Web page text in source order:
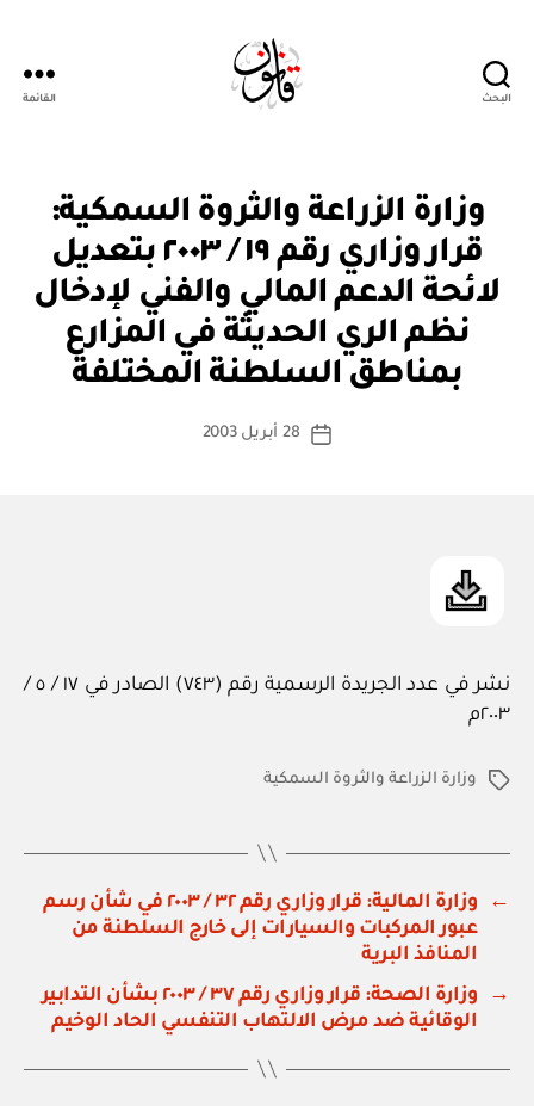
البحث القائمة
التصنيفات
وزارة الزراعة والثروة السمكية:
قرار وزاري رقم ١٩ / ٢٠٠٣ بتعديل
لائحة الدعم المالي والفني لإدخال
نظم الري الحديثة في المزارع
بمناطق السلطنة المختلفة
كاتب
بو
ا
س
ة
تاريخ
28 أبريل 2003
نشر في عدد الجريدة الرسمية رقم (٧٤٣) الصادر في ١٧ / ٥ /
٢٠٠٣م
الوسوموزارة الزراعة والثروة السمكية
←
وزارة المالية: قرار وزاري رقم ٣٢ / ٢٠٠٣ في شأن رسم
عبور المركبات والسيارات إلى خارج السلطنة من
المنافذ البرية
→
وزارة الصحة: قرار وزاري رقم ٣٧ / ٢٠٠٣ بشأن التدابير
الوقائية ضد مرض الالتهاب التنفسي الحاد الوخيم